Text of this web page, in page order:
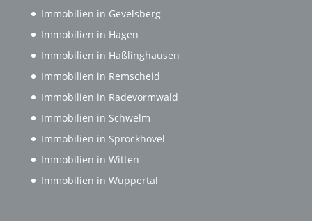
Immobilien in Gevelsberg
Immobilien in Hagen
Immobilien in Haßlinghausen
Immobilien in Remscheid
Immobilien in Radevormwald
Immobilien in Schwelm
Immobilien in Sprockhövel
Immobilien in Witten
Immobilien in Wuppertal